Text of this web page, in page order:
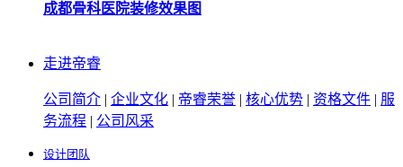
成都骨科医院装修效果图
走进帝睿
公司简介 | 企业文化 | 帝睿荣誉 | 核心优势 | 资格文件 | 服
务流程 | 公司风采
设计团队